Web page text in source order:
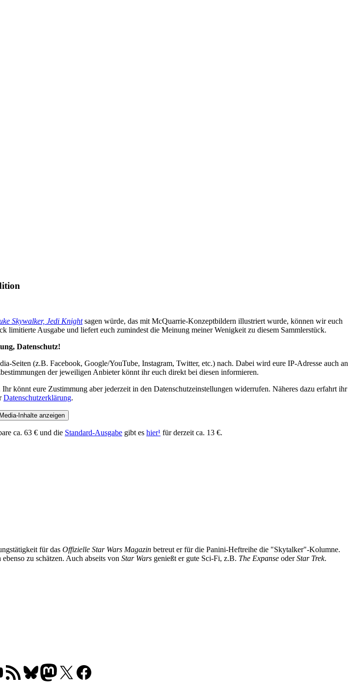
Skywalker, Jedi Knightsagen würde, das mit McQuarrie-Konzeptbildern illustriert wurde, können wir euch
Ausgabe und liefert euch zumindest die Meinung meiner Wenigkeit zu diesem Sammlerstück.
Datenschutz!
Seiten (z.B. Facebook, Google/YouTube, Instagram, Twitter, etc.) nach. Dabei wird eure IP-Adresse auch an
der jeweiligen Anbieter könnt ihr euch direkt bei diesen informieren.
könnt eure Zustimmung aber jederzeit in den Datenschutzeinstellungen widerrufen. Näheres dazu erfahrt ihr
Datenschutzerklärung.
Inhalte anzeigen
ca. 63 € und die Standard-Ausgabe gibt es hier¹ für derzeit ca. 13 €.
für das Offizielle Star Wars Magazin betreut er für die Panini-Heftreihe die "Skytalker"-Kolumne.
zu schätzen. Auch abseits von Star Wars genießt er gute Sci-Fi, z.B. The Expanse oderStar Trek.
Instagram
YouTube-Kanal
RSS-FeedBluesky
Folgt uns auf Mastodon
X Folgt uns auf Facebook